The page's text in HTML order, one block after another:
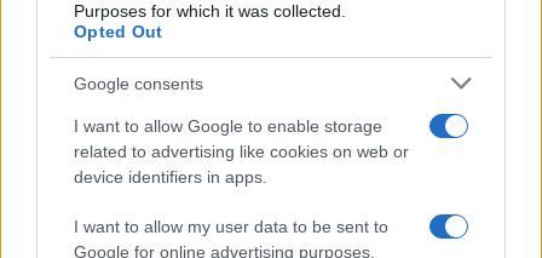
Purposes for which it was collected.
Opted Out
Google consents
I want to allow Google to enable storage
related to advertising like cookies on web or
device identifiers in apps.
I want to allow my user data to be sent to
Google for online advertising purposes.
Le distorsioni dell’Ue
Ad esempio, nell’ambito delle Comunità europee
anteriori all’entrata in vigore dell’euro, l’unione
doganale tra gli stati europei ha funzionato
egregiamente, perché ladiversità della